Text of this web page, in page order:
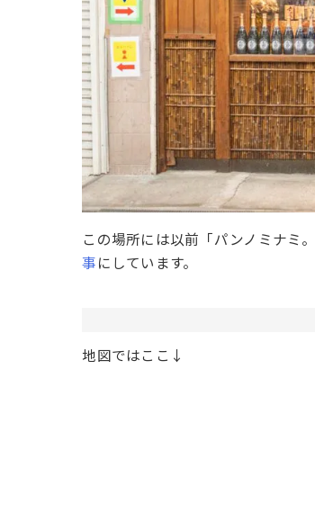
この場所には以前「パンノミナミ
事にしています。
地図ではここ↓